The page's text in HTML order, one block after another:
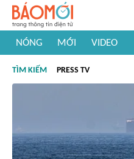
NÓNG MỚI VIDEO
#Khám phá thế giới
TÌM KIẾM PRESS TV